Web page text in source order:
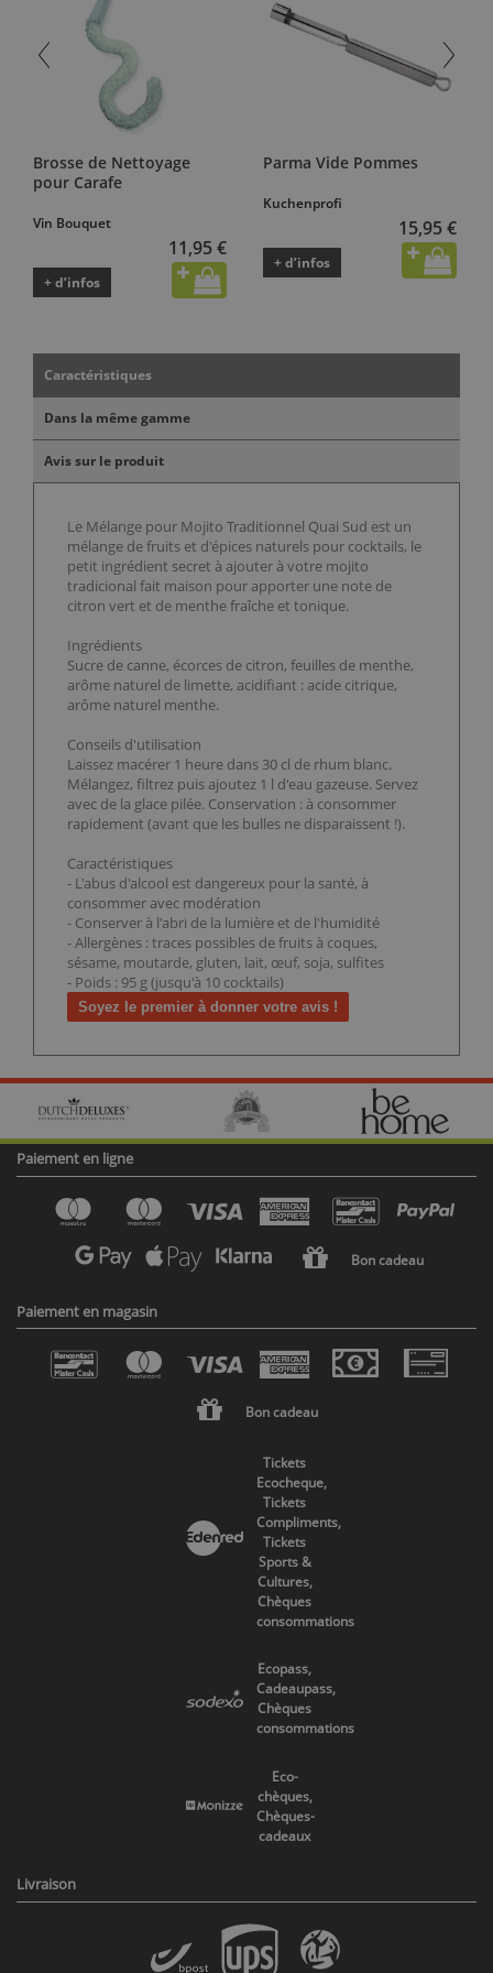
Brosse de Nettoyage
pour Carafe
Vin Bouquet
11,95 €
+ d’infos
Parma Vide Pommes
Kuchenprofi
15,95 €
+ d’infos
Caractéristiques
Dans la même gamme
Avis sur le produit
Le Mélange pour Mojito Traditionnel Quai Sud est un
mélange de fruits et d'épices naturels pour cocktails, le
petit ingrédient secret à ajouter à votre mojito
tradicional fait maison pour apporter une note de
citron vert et de menthe fraîche et tonique.
Ingrédients
Sucre de canne, écorces de citron, feuilles de menthe,
arôme naturel de limette, acidifiant : acide citrique,
arôme naturel menthe.
Conseils d'utilisation
Laissez macérer 1 heure dans 30 cl de rhum blanc.
Mélangez, filtrez puis ajoutez 1 l d'eau gazeuse. Servez
avec de la glace pilée. Conservation : à consommer
rapidement (avant que les bulles ne disparaissent !).
Caractéristiques
- L'abus d'alcool est dangereux pour la santé, à
consommer avec modération
- Conserver à l'abri de la lumière et de l'humidité
- Allergènes : traces possibles de fruits à coques,
sésame, moutarde, gluten, lait, œuf, soja, sulfites
- Poids : 95 g (jusqu'à 10 cocktails)
Soyez le premier à donner votre avis !
Paiement en ligne
Bon cadeau
Paiement en magasin
Bon cadeau
Tickets
Ecocheque,
Tickets
Compliments,
Tickets
Sports &
Cultures,
Chèques
consommations
Ecopass,
Cadeaupass,
Chèques
consommations
Eco-
chèques,
Chèques-
cadeaux
Livraison